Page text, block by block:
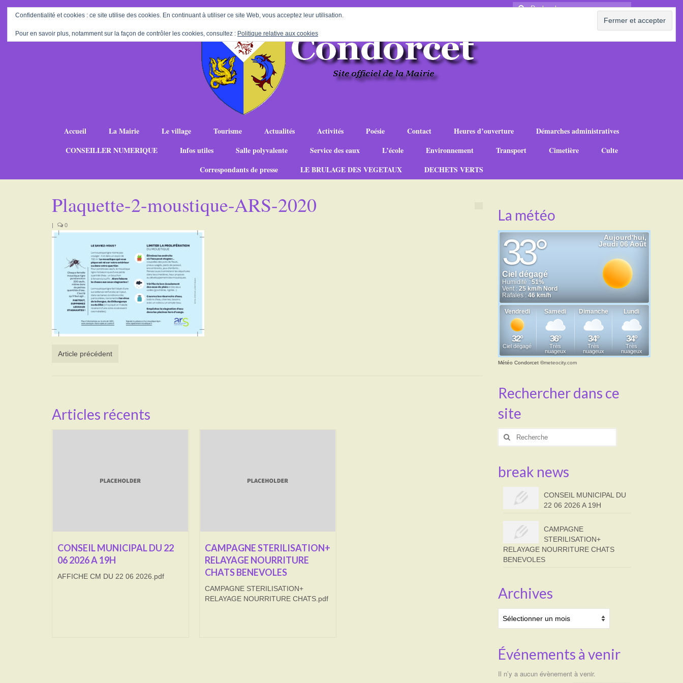
Rechercher
Accueil La Mairie Le village Tourisme Actualités Activités Poésie Contact Heures d’ouverture
Démarches administratives
CONSEILLER NUMERIQUE
Infos utiles Salle polyvalente Service des eaux L’école Environnement Transport Cimetière
Culte
Correspondants de presse
LE BRULAGE DES VEGETAUX DECHETS VERTS
Plaquette-2-moustique-ARS-2020
| 0
Article précédent
Articles récents
CONSEIL MUNICIPAL DU 22
06 2026 A 19H
AFFICHE CM DU 22 06 2026.pdf
CAMPAGNE STERILISATION+
RELAYAGE NOURRITURE
CHATS BENEVOLES
CAMPAGNE STERILISATION+
RELAYAGE NOURRITURE CHATS.pdf
La météo
Météo Condorcet©meteocity.com
Rechercher dans ce
site
Rechercher
break news
CONSEIL MUNICIPAL DU
22 06 2026 A 19H
CAMPAGNE
STERILISATION+
RELAYAGE NOURRITURE CHATS
BENEVOLES
Archives
Événements à venir
Il n’y a aucun évènement à venir.
Confidentialité et cookies : ce site utilise des cookies. En continuant à utiliser ce site Web, vous acceptez leur utilisation.
Pour en savoir plus, notamment sur la façon de contrôler les cookies, consultez : Politique relative aux cookies